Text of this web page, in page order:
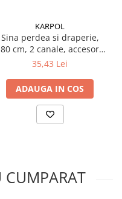
KARPOL
Sina perdea si draperie,
cm, 2 canale, accesorii
incluse, PVC, A2, alb
35,43 Lei
ADAUGA IN COS